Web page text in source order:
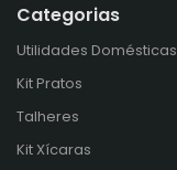
Categorias
Utilidades Domésticas
Kit Pratos
Talheres
Kit Xícaras